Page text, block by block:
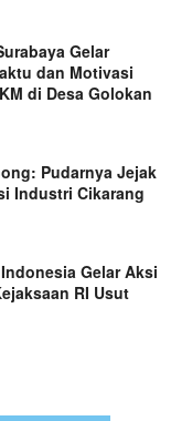
Gelar
dan Motivasi
di Desa Golokan
Pudarnya Jejak
Industri Cikarang
Gelar Aksi
RI Usut